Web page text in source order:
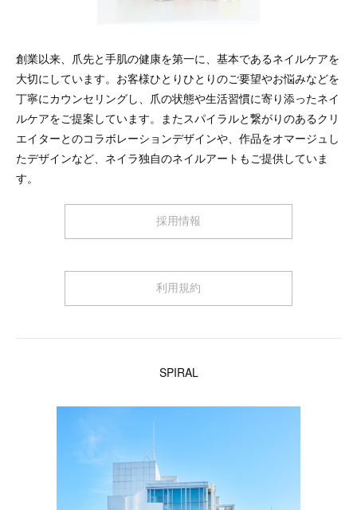
創業以来、爪先と手肌の健康を第一に、基本であるネイルケアを
大切にしています。お客様ひとりひとりのご要望やお悩みなどを
丁寧にカウンセリングし、爪の状態や生活習慣に寄り添ったネイ
ルケアをご提案しています。またスパイラルと繋がりのあるクリ
エイターとのコラボレーションデザインや、作品をオマージュし
たデザインなど、ネイラ独自のネイルアートもご提供していま
す。
採用情報
利用規約
SPIRAL